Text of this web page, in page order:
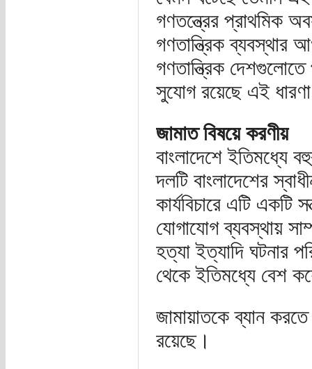
গণতন্ত্রের প্রাথমিক
গণতান্ত্রিক ব্যবস্থার
গণতান্ত্রিক দেশগুলোতে
সুযোগ রয়েছে এই
জামাত বিষয়ে করণীয়
বাংলাদেশে ইতিমধ্যে
দলটি বাংলাদেশের
কার্যবিচারে এটি একটি
যোগাযোগ ব্যবস্থায়
হত্যা ইত্যাদি ঘটনার
থেকে ইতিমধ্যে বেশ
জামায়াতকে ব্যান
রয়েছে।